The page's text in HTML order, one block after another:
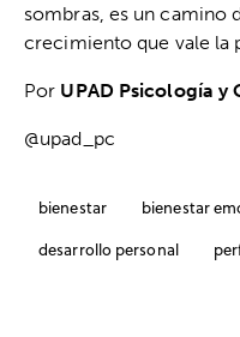
sombras, es un
crecimiento que vale la
Por UPAD Psicología y
@upad_pc
bienestar bienestar
desarrollo personal